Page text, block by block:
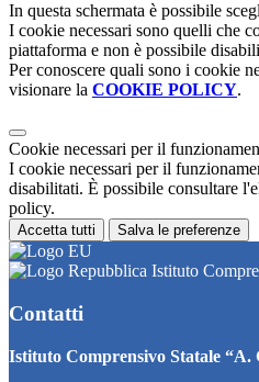
In questa schermata è possibile
I cookie necessari sono quelli che
piattaforma e non è possibile
Per conoscere quali sono i cookie
visionare la COOKIE POLICY.
Cookie necessari per il
I cookie necessari per il
disabilitati. È possibile consultare
policy.
Accetta tutti Salva le preferenze
Istituto
Contatti
Istituto Comprensivo Statale “A.